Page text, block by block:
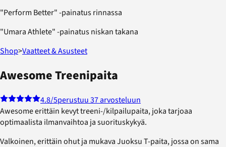
"Perform Better" -painatus rinnassa
"Umara Athlete" -painatus niskan takana
Shop>Vaatteet & Asusteet
Awesome Treenipaita
4.8/5perustuu 37 arvosteluun
Awesome erittäin kevyt treeni-/kilpailupaita, joka tarjoaa
optimaalista ilmanvaihtoa ja suorituskykyä.
Valkoinen, erittäin ohut ja mukava Juoksu T-paita, jossa on sama